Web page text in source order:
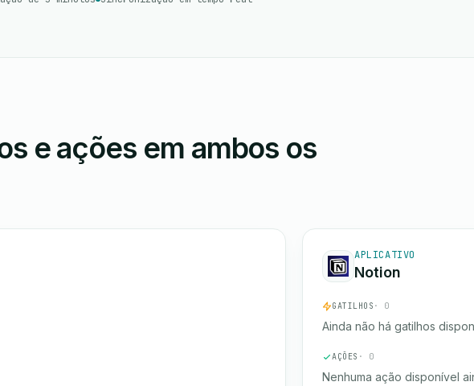
e ações em ambos os
APLICATIVO
Notion
GATILHOS · 0
Ainda não há gatilhos
AÇÕES · 0
Nenhuma ação disponível